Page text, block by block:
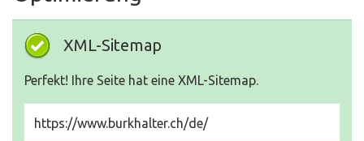
XML-Sitemap
Perfekt! Ihre Seite hat eine XML-Sitemap.
https://www.burkhalter.ch/de/